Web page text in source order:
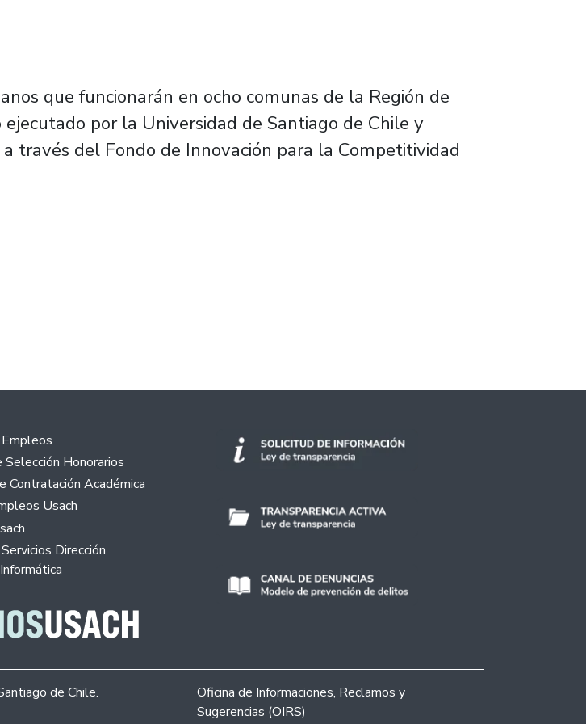
que funcionarán en ocho comunas de la Región de
por la Universidad de Santiago de Chile y
través del Fondo de Innovación para la Competitividad
proyecto que crea red de huertos urbanos para resguardar
Selección Honorarios
Contratación Académica
Usach
Dirección
de Chile.
Oficina de Informaciones, Reclamos y
Sugerencias (OIRS)